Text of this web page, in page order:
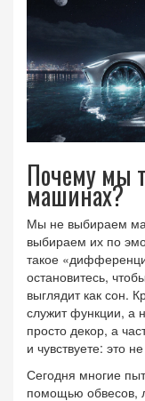
Почему мы
машинах?
Мы не выбираем
выбираем их по
такое
остановитесь,
выглядит как сон.
служит функции, а
просто декор, а
и чувствуете: это
Сегодня многие
помощью обвесов,